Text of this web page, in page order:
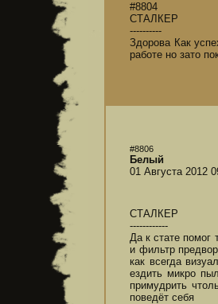
#8804
СТАЛКЕР
----------
Здорова Как
работе но зато
#8806
Белый
01 Августа 2012
СТАЛКЕР
------------
Да к стате помог
и фильтр
как всегда
ездить микро
примудрить
поведёт себя